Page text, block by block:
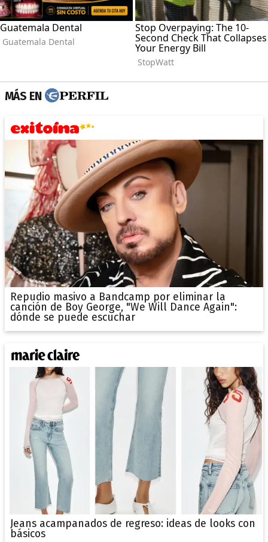
MÁS EN
Repudio masivo a Bandcamp por eliminar la
canción de Boy George, "We Will Dance Again":
dónde se puede escuchar
Jeans acampanados de regreso: ideas de looks con
básicos